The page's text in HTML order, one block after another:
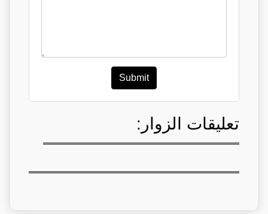
Submit
تعليقات الزوار: